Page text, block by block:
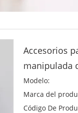
Accesorios
manipulada
Modelo:
Marca del
Código De